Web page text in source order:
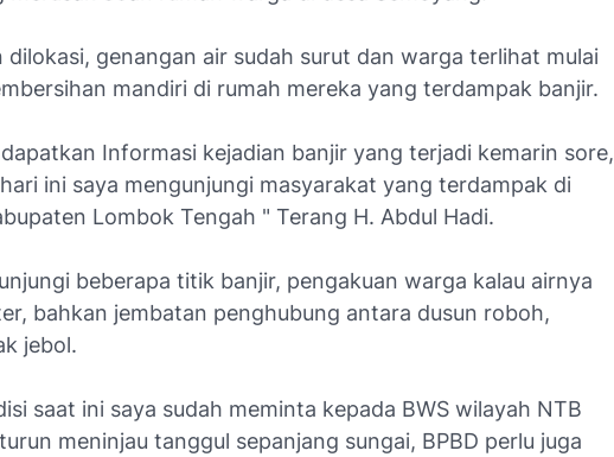
dilokasi, genangan air sudah surut dan warga terlihat mulai
mandiri di rumah mereka yang terdampak banjir.
Informasi kejadian banjir yang terjadi kemarin sore,
ini saya mengunjungi masyarakat yang terdampak di
Lombok Tengah " Terang H. Abdul Hadi.
beberapa titik banjir, pengakuan warga kalau airnya
bahkan jembatan penghubung antara dusun roboh,
jebol.
saat ini saya sudah meminta kepada BWS wilayah NTB
meninjau tanggul sepanjang sungai, BPBD perlu juga